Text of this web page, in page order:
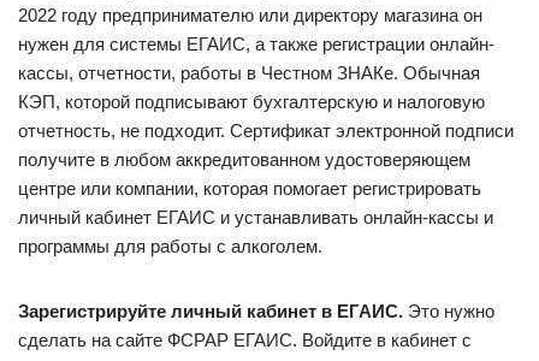
2022 году предпринимателю или директору магазина он
нужен для системы ЕГАИС, а также регистрации онлайн-
кассы, отчетности, работы в Честном ЗНАКе. Обычная
КЭП, которой подписывают бухгалтерскую и налоговую
отчетность, не подходит. Сертификат электронной подписи
получите в любом аккредитованном удостоверяющем
центре или компании, которая помогает регистрировать
личный кабинет ЕГАИС и устанавливать онлайн-кассы и
программы для работы с алкоголем.
Зарегистрируйте личный кабинет в ЕГАИС. Это нужно
сделать на сайте ФСРАР ЕГАИС. Войдите в кабинет с